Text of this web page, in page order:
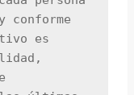
conforme
es